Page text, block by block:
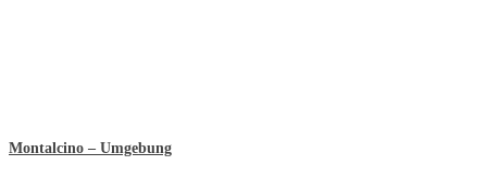
Montalcino – Umgebung